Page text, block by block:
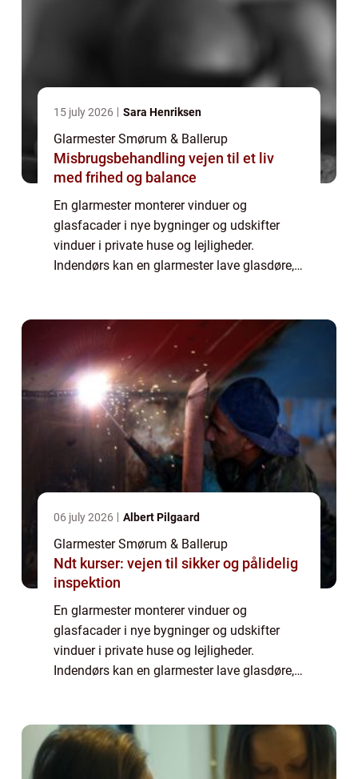
15 july 2026 Sara Henriksen
Glarmester Smørum & Ballerup
Misbrugsbehandling vejen til et liv
med frihed og balance
En glarmester monterer vinduer og
glasfacader i nye bygninger og udskifter
vinduer i private huse og lejligheder.
Indendørs kan en glarmester lave glasdøre,
udskifte ru...
06 july 2026 Albert Pilgaard
Glarmester Smørum & Ballerup
Ndt kurser: vejen til sikker og pålidelig
inspektion
En glarmester monterer vinduer og
glasfacader i nye bygninger og udskifter
vinduer i private huse og lejligheder.
Indendørs kan en glarmester lave glasdøre,
udskifte ru...